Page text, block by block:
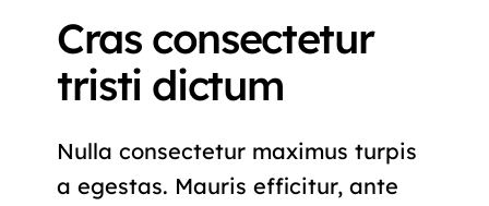
Cras consectetur
tristi dictum
Nulla consectetur maximus turpis
a egestas. Mauris efficitur, ante